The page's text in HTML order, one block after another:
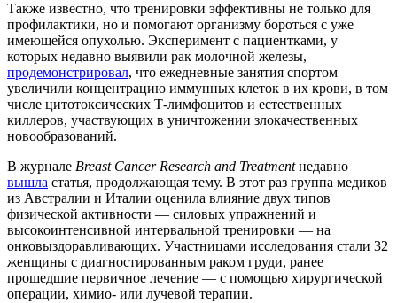
Также известно, что тренировки эффективны не только для
профилактики, но и помогают организму бороться с уже
имеющейся опухолью. Эксперимент с пациентками, у
которых недавно выявили рак молочной железы,
продемонстрировал, что ежедневные занятия спортом
увеличили концентрацию иммунных клеток в их крови, в том
числе цитотоксических Т-лимфоцитов и естественных
киллеров, участвующих в уничтожении злокачественных
новообразований.
В журнале Breast Cancer Research and Treatmentнедавно
вышла статья, продолжающая тему. В этот раз группа медиков
из Австралии и Италии оценила влияние двух типов
физической активности — силовых упражнений и
высокоинтенсивной интервальной тренировки — на
онковыздоравливающих. Участницами исследования стали 32
женщины с диагностированным раком груди, ранее
прошедшие первичное лечение — с помощью хирургической
операции, химио- или лучевой терапии.